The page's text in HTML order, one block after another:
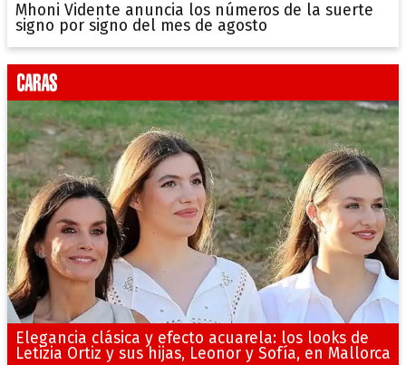
Mhoni Vidente anuncia los números de la suerte
signo por signo del mes de agosto
Elegancia clásica y efecto acuarela: los looks de
Letizia Ortiz y sus hijas, Leonor y Sofía, en Mallorca